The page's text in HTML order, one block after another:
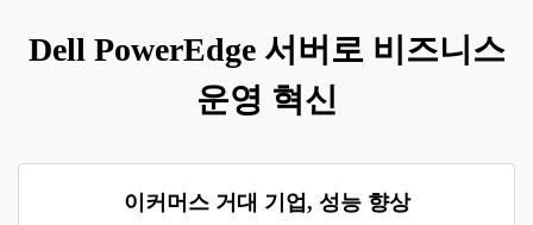
Dell PowerEdge 서버로 비즈니스
운영 혁신
이커머스 거대 기업, 성능 향상